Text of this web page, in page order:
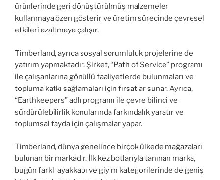
ürünlerinde geri dönüştürülmüş malzemeler
kullanmaya özen gösterir ve üretim sürecinde çevresel
etkileri azaltmaya çalışır.
Timberland, ayrıca sosyal sorumluluk projelerine de
yatırım yapmaktadır. Şirket, “Path of Service” programı
ile çalışanlarına gönüllü faaliyetlerde bulunmaları ve
topluma katkı sağlamaları için fırsatlar sunar. Ayrıca,
“Earthkeepers” adlı programı ile çevre bilinci ve
sürdürülebilirlik konularında farkındalık yaratır ve
toplumsal fayda için çalışmalar yapar.
Timberland, dünya genelinde birçok ülkede mağazaları
bulunan bir markadır. İlk kez botlarıyla tanınan marka,
bugün farklı ayakkabı ve giyim kategorilerinde de geniş